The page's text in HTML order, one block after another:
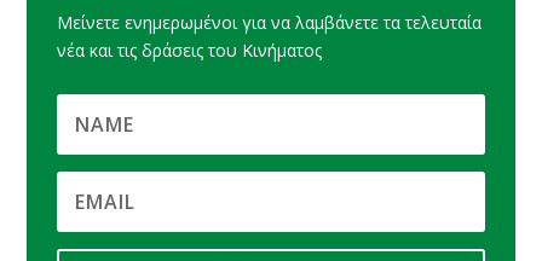
Μείνετε ενημερωμένοι για να λαμβάνετε τα τελευταία
νέα και τις δράσεις του Κινήματος